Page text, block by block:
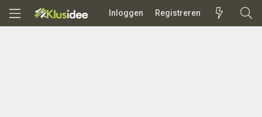
Inloggen Registreren